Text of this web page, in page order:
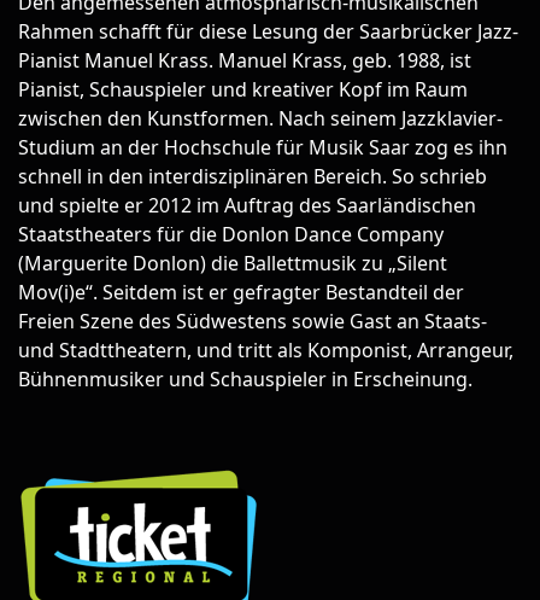
Rahmen schafft für diese Lesung der Saarbrücker Jazz-
Pianist Manuel Krass. Manuel Krass, geb. 1988, ist
Pianist, Schauspieler und kreativer Kopf im Raum
zwischen den Kunstformen. Nach seinem Jazzklavier-
Studium an der Hochschule für Musik Saar zog es ihn
schnell in den interdisziplinären Bereich. So schrieb
und spielte er 2012 im Auftrag des Saarländischen
Staatstheaters für die Donlon Dance Company
(Marguerite Donlon) die Ballettmusik zu „Silent
Mov(i)e“. Seitdem ist er gefragter Bestandteil der
Freien Szene des Südwestens sowie Gast an Staats-
und Stadttheatern, und tritt als Komponist, Arrangeur,
Bühnenmusiker und Schauspieler in Erscheinung.